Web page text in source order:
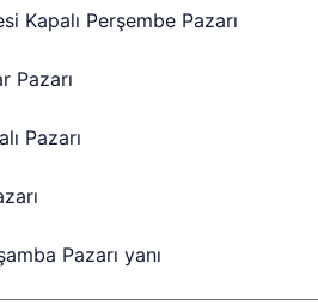
Kapalı Perşembe Pazarı
Pazarı
Pazarı
Pazarı yanı